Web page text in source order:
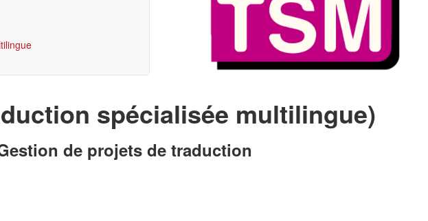
spécialisée multilingue)
de projets de traduction